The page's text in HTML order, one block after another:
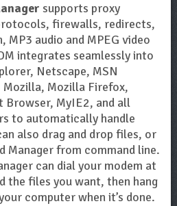
supports proxy
firewalls, redirects,
audio and MPEG video
integrates seamlessly into
Netscape, MSN
Mozilla, Mozilla Firefox,
Browser, MyIE2, and all
to automatically handle
also drag and drop files, or
Manager from command line.
can dial your modem at
the files you want, then hang
computer when it’s done.